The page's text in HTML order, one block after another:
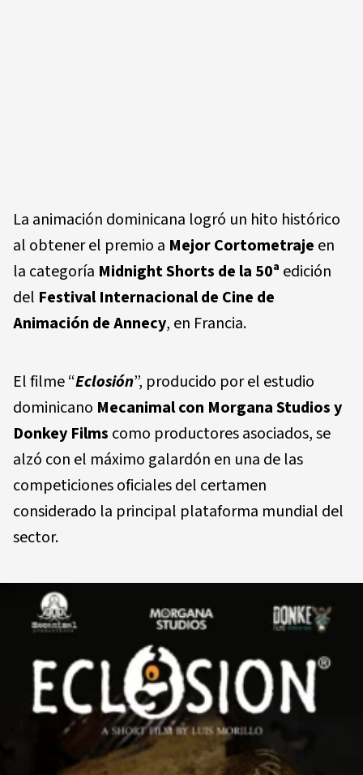
La animación dominicana logró un hito histórico
al obtener el premio a Mejor Cortometraje en
la categoría Midnight Shorts de la 50ª edición
del Festival Internacional de Cine de
Animación de Annecy, en Francia.
El filme “Eclosión”, producido por el estudio
dominicano Mecanimal con Morgana Studios y
Donkey Films como productores asociados, se
alzó con el máximo galardón en una de las
competiciones oficiales del certamen
considerado la principal plataforma mundial del
sector.